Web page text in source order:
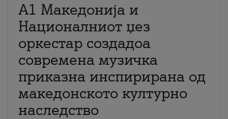
А1 Македонија и
Националниот џез
оркестар создадоа
современа музичка
приказна инспирирана од
македонското културно
наследство